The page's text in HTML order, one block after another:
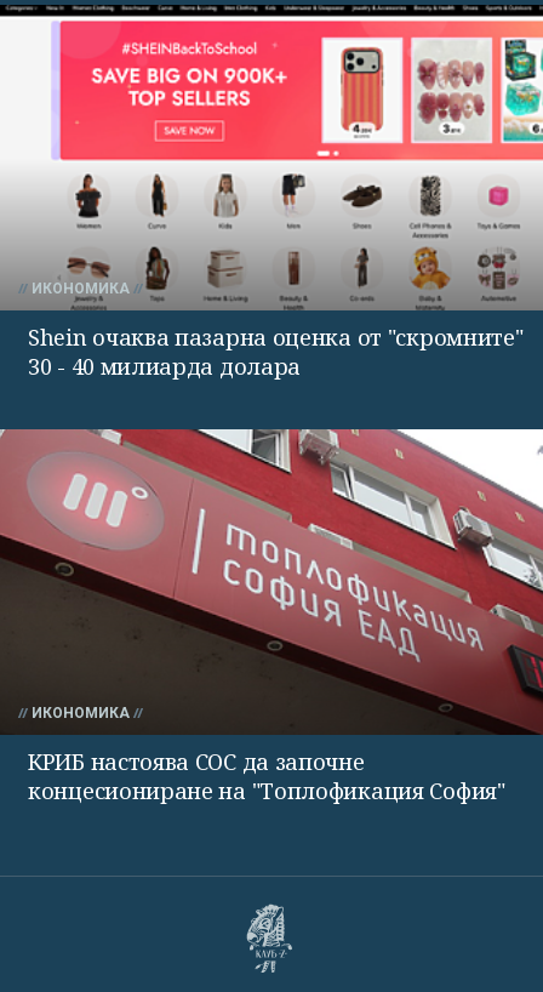
ИКОНОМИКА
Shein очаква пазарна оценка от "скромните"
30 - 40 милиарда долара
ИКОНОМИКА
КРИБ настоява СОС да започне
концесиониране на "Топлофикация София"